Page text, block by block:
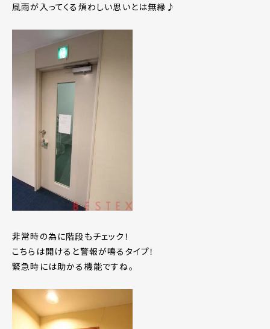
風雨が入ってくる煩わしい思いとは無縁♪
非常時の為に階段もチェック！
こちらは開けると警報が鳴るタイプ！
緊急時には助かる機能ですね。